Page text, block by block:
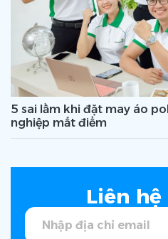
5 sai lầm khi đặt may áo
nghiệp mất điểm
Liên